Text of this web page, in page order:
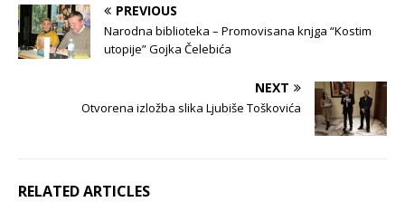
PREVIOUS
Narodna biblioteka – Promovisana knjga “Kostim
utopije” Gojka Čelebića
NEXT
Otvorena izložba slika Ljubiše Toškovića
RELATED ARTICLES